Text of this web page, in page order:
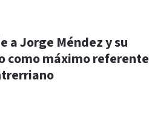
a Jorge Méndez y su
como máximo referente